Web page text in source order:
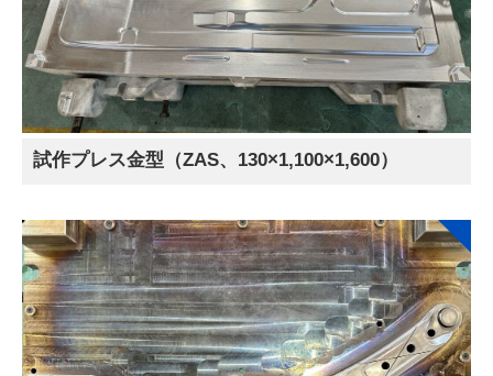
試作プレス金型（ZAS、130×1,100×1,600）